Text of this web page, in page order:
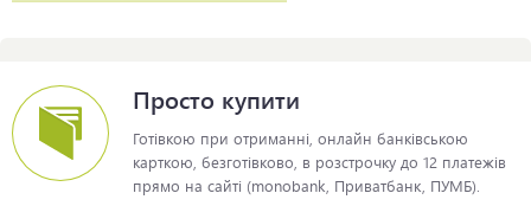
Просто купити
Готівкою при отриманні, онлайн банківською
карткою, безготівково, в розстрочку до 12 платежів
прямо на сайті (monobank, Приватбанк, ПУМБ).